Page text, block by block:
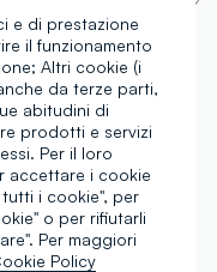
e di prestazione
il funzionamento
Altri cookie (i
da terze parti,
abitudini di
prodotti e servizi
Per il loro
accettare i cookie
i cookie", per
o per rifiutarli
Per maggiori
Policy